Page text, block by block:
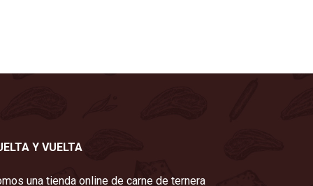
Y VUELTA
una tienda online de carne de ternera